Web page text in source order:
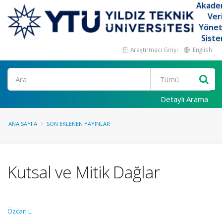
Araştırmacı Girişi English
Ara
Detaylı Arama
ANA SAYFA SON EKLENEN YAYINLAR
Kutsal ve Mitik Dağlar
Özcan L.